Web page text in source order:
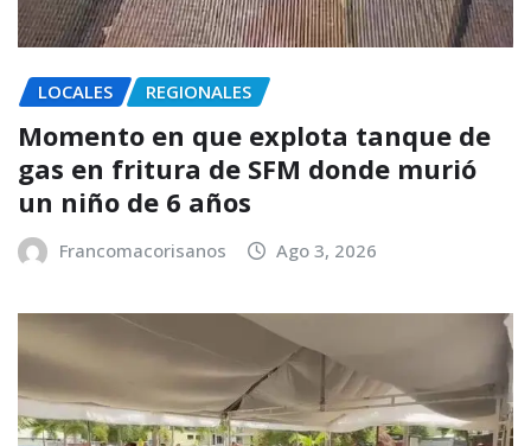
LOCALES REGIONALES
Momento en que explota tanque de
gas en fritura de SFM donde murió
un niño de 6 años
Francomacorisanos Ago 3, 2026